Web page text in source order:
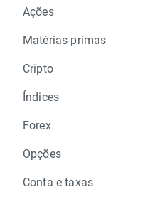
Ações
Matérias-primas
Cripto
Índices
Forex
Opções
Conta e taxas